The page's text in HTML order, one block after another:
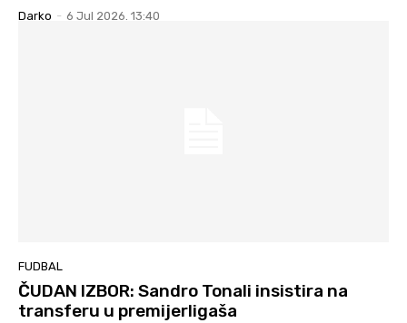
Darko - 6 Jul 2026. 13:40
FUDBAL
ČUDAN IZBOR: Sandro Tonali insistira na
transferu u premijerligaša